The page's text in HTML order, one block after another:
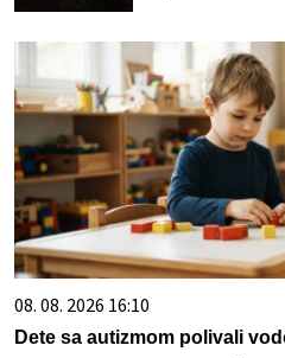
08. 08. 2026 16:10
Dete sa autizmom polivali